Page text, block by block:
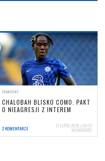
TRANSFERY
CHALOBAH BLISKO COMO. PAKT
O NIEAGRESJI Z INTEREM
2 KOMENTARZE 17 LIPCA 2026 | 09:57
NERIOCORSI